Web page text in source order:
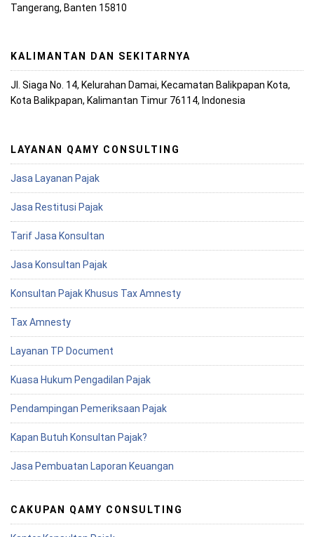
Tangerang, Banten 15810
KALIMANTAN DAN SEKITARNYA
Jl. Siaga No. 14, Kelurahan Damai, Kecamatan Balikpapan Kota,
Kota Balikpapan, Kalimantan Timur 76114, Indonesia
LAYANAN QAMY CONSULTING
Jasa Layanan Pajak
Jasa Restitusi Pajak
Tarif Jasa Konsultan
Jasa Konsultan Pajak
Konsultan Pajak Khusus Tax Amnesty
Tax Amnesty
Layanan TP Document
Kuasa Hukum Pengadilan Pajak
Pendampingan Pemeriksaan Pajak
Kapan Butuh Konsultan Pajak?
Jasa Pembuatan Laporan Keuangan
CAKUPAN QAMY CONSULTING